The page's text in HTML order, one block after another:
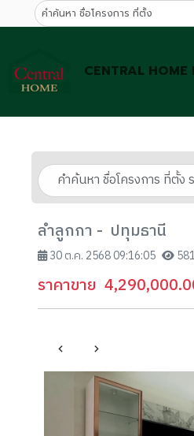
CENTRAL HOME
ลำลูกกา - ปทุมธานี
30 ต.ค. 2568 09:16:05
ราคาขาย